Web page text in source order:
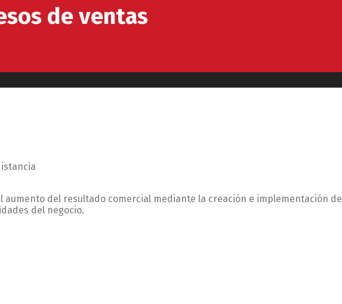
de ventas
aumento del resultado comercial mediante la creación e implementación de
del negocio.